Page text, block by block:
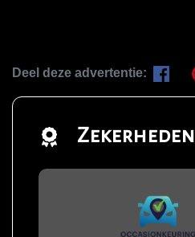
Deel deze advertentie:
Zekerheden